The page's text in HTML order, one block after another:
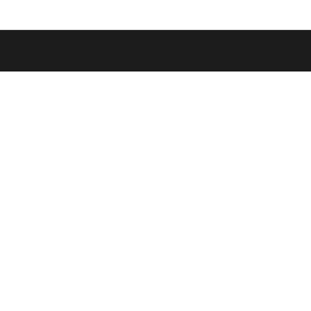
Facebook
X
PinterestLinkedInWhatsApp